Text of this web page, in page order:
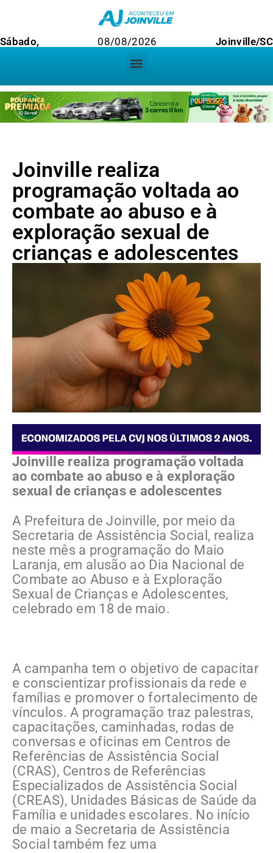
Sábado, 08/08/2026 Joinville/SC
Joinville realiza
programação voltada ao
combate ao abuso e à
exploração sexual de
crianças e adolescentes
Joinville realiza programação voltada
ao combate ao abuso e à exploração
sexual de crianças e adolescentes
A Prefeitura de Joinville, por meio da
Secretaria de Assistência Social, realiza
neste mês a programação do Maio
Laranja, em alusão ao Dia Nacional de
Combate ao Abuso e à Exploração
Sexual de Crianças e Adolescentes,
celebrado em 18 de maio.
A campanha tem o objetivo de capacitar
e conscientizar profissionais da rede e
famílias e promover o fortalecimento de
vínculos. A programação traz palestras,
capacitações, caminhadas, rodas de
conversas e oficinas em Centros de
Referências de Assistência Social
(CRAS), Centros de Referências
Especializados de Assistência Social
(CREAS), Unidades Básicas de Saúde da
Família e unidades escolares. No início
de maio a Secretaria de Assistência
Social também fez uma